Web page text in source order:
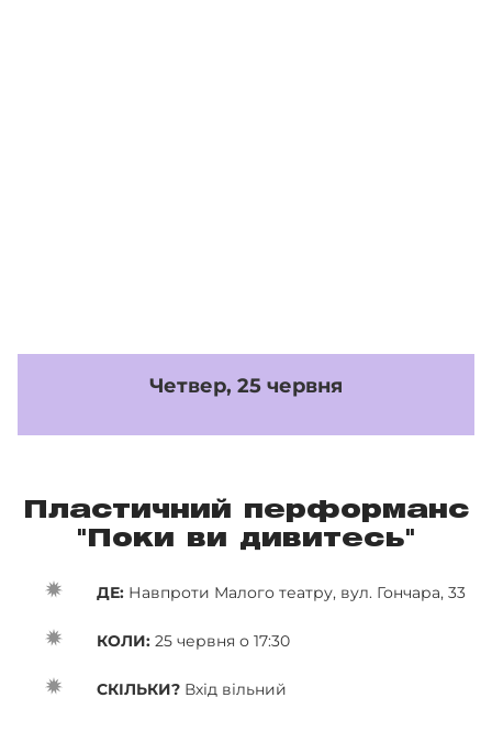
Четвер, 25 червня
Пластичний перформанс
"Поки ви дивитесь"
ДЕ: Навпроти Малого театру, вул. Гончара, 33
КОЛИ: 25 червня о 17:30
СКІЛЬКИ? Вхід вільний